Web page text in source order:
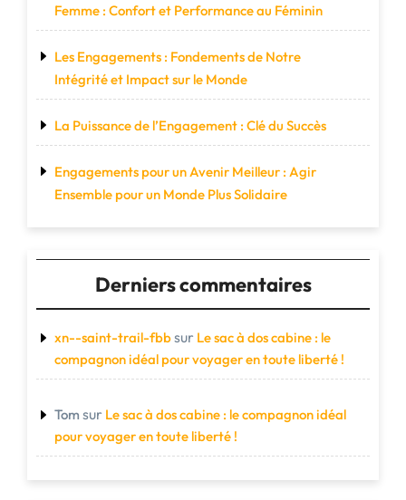
Femme : Confort et Performance au Féminin
Les Engagements : Fondements de Notre
Intégrité et Impact sur le Monde
La Puissance de l’Engagement : Clé du Succès
Engagements pour un Avenir Meilleur : Agir
Ensemble pour un Monde Plus Solidaire
Derniers commentaires
xn--saint-trail-fbbsur Le sac à dos cabine : le
compagnon idéal pour voyager en toute liberté !
Tom sur Le sac à dos cabine : le compagnon idéal
pour voyager en toute liberté !